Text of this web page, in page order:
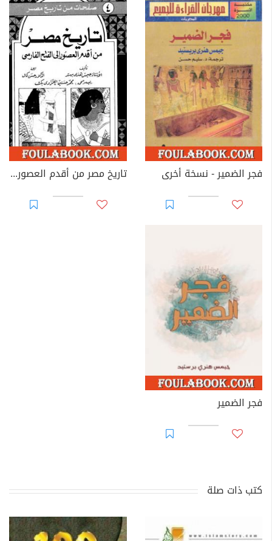
فجر الضمير - نسخة أخرى تاريخ مصر من أقدم العصور إلى الفتح الفارسي
فجر الضمير
كتب ذات صلة